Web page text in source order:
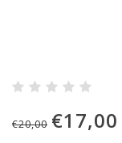
€20,00 €17,00